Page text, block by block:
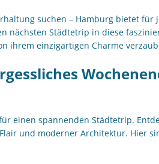
suchen – Hamburg bietet für
nächsten Städtetrip in diese
ihrem einzigartigen Charme
einen spannenden Städtetrip.
und moderner Architektur. Hier